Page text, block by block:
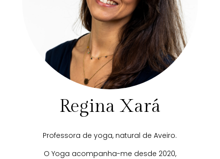
Regina Xará
Professora de yoga, natural de Aveiro.
O Yoga acompanha-me desde 2020,